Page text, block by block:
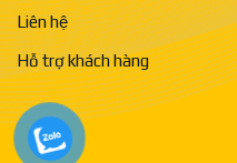
Liên hệ
Hỗ trợ khách hàng